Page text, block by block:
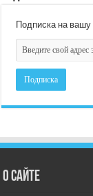
Подписка на
О сайте